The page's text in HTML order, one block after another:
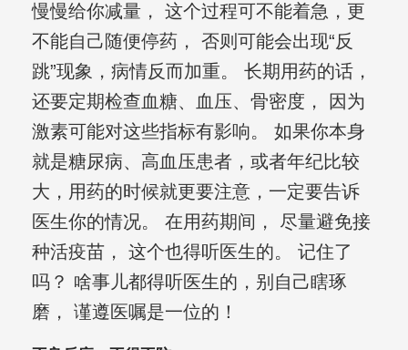
慢慢给你减量， 这个过程可不能着急，更
不能自己随便停药， 否则可能会出现“反
跳”现象，病情反而加重。 长期用药的话，
还要定期检查血糖、血压、骨密度， 因为
激素可能对这些指标有影响。 如果你本身
就是糖尿病、高血压患者，或者年纪比较
大，用药的时候就更要注意，一定要告诉
医生你的情况。 在用药期间， 尽量避免接
种活疫苗， 这个也得听医生的。 记住了
吗？ 啥事儿都得听医生的，别自己瞎琢
磨， 谨遵医嘱是一位的！